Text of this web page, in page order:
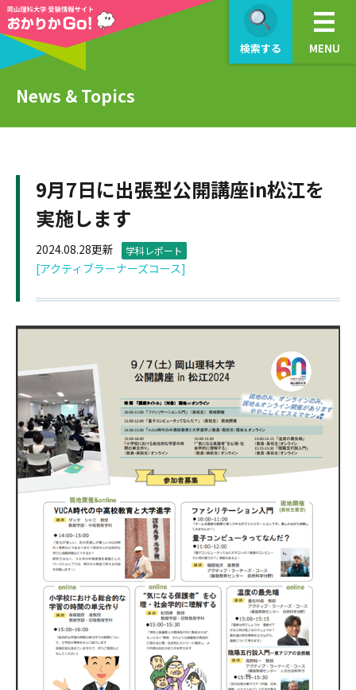
検索する MENU
News & Topics
9月7日に出張型公開講座in松江を
実施します
2024.08.28更新 学科レポート
[アクティブラーナーズコース]